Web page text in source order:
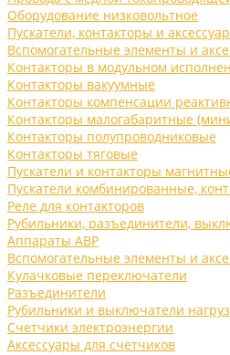
Оборудование низковольтное
Пускатели, контакторы и
Вспомогательные элементы и
Контакторы в модульном
Контакторы вакуумные
Контакторы компенсации
Контакторы малогабаритные
Контакторы полупроводниковые
Контакторы тяговые
Пускатели и контакторы
Пускатели комбинированные,
Реле для контакторов
Рубильники, разъединители,
Аппараты АВР
Вспомогательные элементы и
Кулачковые переключатели
Разъединители
Рубильники и выключатели
Счетчики электроэнергии
Аксессуары для счетчиков